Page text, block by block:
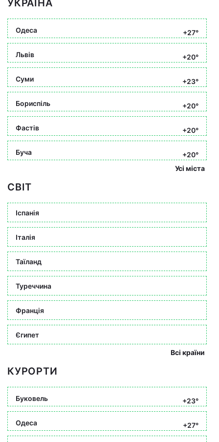
УКРАЇНА
Одеса +27°
Львів +20°
Суми +23°
Бориспіль +20°
Фастів +20°
Буча
+20°
Усі міста
СВІТ
Іспанія
Італія
Таїланд
Туреччина
Франція
Єгипет
Всі країни
КУРОРТИ
Буковель +23°
Одеса +27°